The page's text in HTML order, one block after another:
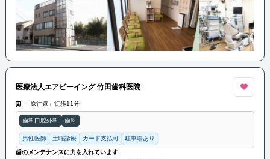
医療法人エアビーイング 竹田歯科医院
「原往還」徒歩11分
歯科口腔外科 歯科
男性医師 土曜診療 カード支払可 駐車場あり
歯のメンテナンスに力を入れています